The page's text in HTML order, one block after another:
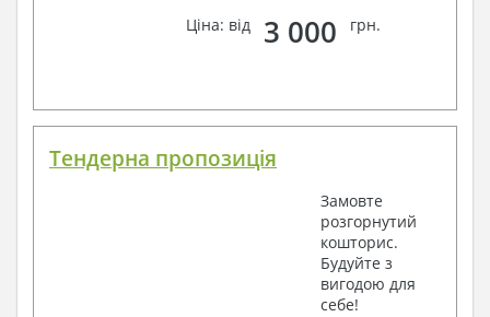
Ціна: від
3 000 грн.
Тендерна пропозиція
Замовте
розгорнутий
кошторис.
Будуйте з
вигодою для
себе!